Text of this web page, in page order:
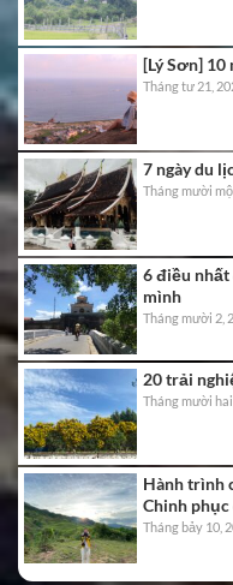
[Lý Sơn] 10
Tháng tư 21,
7 ngày du
Tháng mười
6 điều
mình
Tháng mười 2,
20 trải
Tháng mười
Hành trình
Chinh phục
Tháng bảy 10,